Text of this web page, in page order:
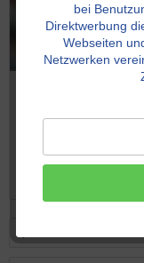
bei
Direktwerbung
Webseiten
Netzwerken
Verschenke doch
online bestellen.
Onlineshop als